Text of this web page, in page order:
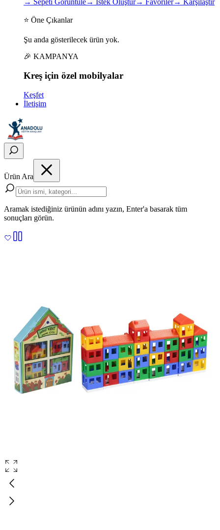
→ Sepeti Görüntüle→ İstek Oluştur→ Favoriler→ Karşılaştır
⭐ Öne Çıkanlar
Şu anda gösterilecek ürün yok.
🎉 KAMPANYA
Kreş için özel mobilyalar
Keşfet
İletişim
Ürün Ara
Aramak istediğiniz ürünün adını yazın, Enter'a basarak tüm
sonuçları görün.